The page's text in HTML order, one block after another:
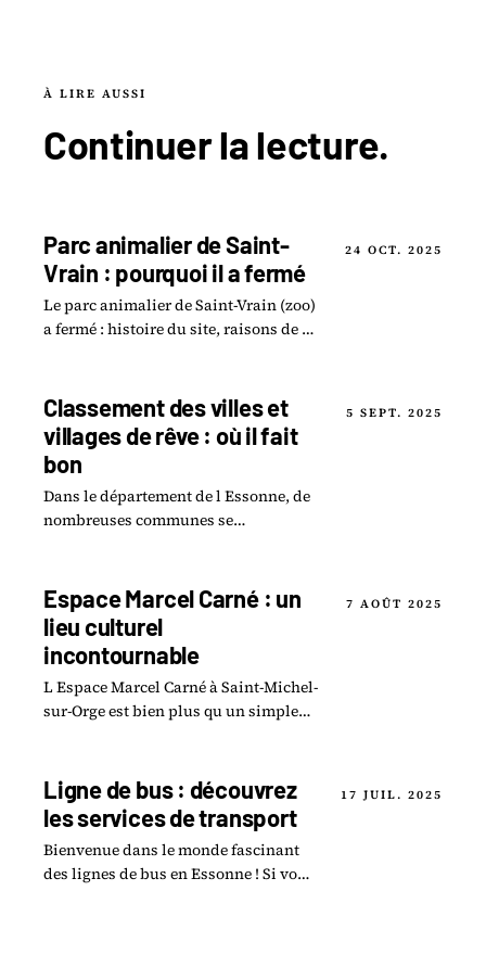
À LIRE AUSSI
Continuer lalecture.
Parc animalier de Saint-
Vrain : pourquoi il a fermé
Le parc animalier de Saint-Vrain (zoo)
a fermé : histoire du site, raisons de la
24 OCT. 2025
Classement des villes et
villages de rêve : où il fait
bon
Dans le département de l Essonne, de
nombreuses communes se
équipements.
5 SEPT. 2025
Espace Marcel Carné : un
lieu culturel
incontournable
L Espace Marcel Carné à Saint-Michel-
sur-Orge est bien plus qu un simple
Essonne.
7 AOÛT 2025
Ligne de bus : découvrez
les services de transport
Bienvenue dans le monde fascinant
des lignes de bus en Essonne ! Si vous
17 JUIL. 2025